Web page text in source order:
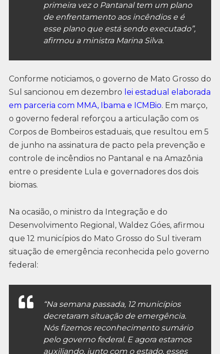
primeira vez o Pantanal tem um plano
de enfrentamento aos incêndios e é
esse plano que está sendo executado”,
afirmou a ministra Marina Silva.
Conforme noticiamos, o governo de Mato Grosso do
Sul sancionou em dezembro lei estadual elaborada
em parceria com MMA, Ibama e ICMBio. Em março,
o governo federal reforçou a articulação com os
Corpos de Bombeiros estaduais, que resultou em 5
de junho na assinatura de pacto pela prevenção e
controle de incêndios no Pantanal e na Amazônia
entre o presidente Lula e governadores dos dois
biomas.
Na ocasião, o ministro da Integração e do
Desenvolvimento Regional, Waldez Góes, afirmou
que 12 municípios do Mato Grosso do Sul tiveram
situação de emergência reconhecida pelo governo
federal:
“Na semana passada, 12 municípios
decretaram situação de emergência.
Nós fizemos reconhecimento sumário
pelo governo federal. E agora estamos
auxiliando, junto com o estado, esses